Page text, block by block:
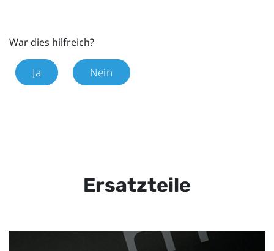
War dies hilfreich?
Ja Nein
Ersatzteile